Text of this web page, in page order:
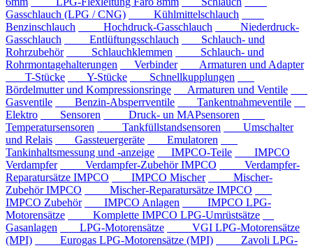
Gasschlauch (LPG / CNG)
Kühlmittelschlauch
Benzinschlauch
Hochdruck-Gasschlauch
Niederdruck-
Gasschlauch
Entlüftungsschlauch
Schlauch- und
Rohrzubehör
Schlauchklemmen
Schlauch- und
Rohrmontagehalterungen
Verbinder
Armaturen und Adapter
T-Stücke
Y-Stücke
Schnellkupplungen
Bördelmutter und Kompressionsringe
Armaturen und Ventile
Gasventile
Benzin-Absperrventile
Tankentnahmeventile
Elektro
Sensoren
Druck- un MAPsensoren
Temperatursensoren
Tankfüllstandsensoren
Umschalter
und Relais
Gassteuergeräte
Emulatoren
Tankinhaltsmessung und -anzeige
IMPCO-Teile
IMPCO
Verdampfer
Verdampfer-Zubehör IMPCO
Verdampfer-
Reparatursätze IMPCO
IMPCO Mischer
Mischer-
Zubehör IMPCO
Mischer-Reparatursätze IMPCO
IMPCO Zubehör
IMPCO Anlagen
IMPCO LPG-
Motorensätze
Komplette IMPCO LPG-Umrüstsätze
Gasanlagen
LPG-Motorensätze
VGI LPG-Motorensätze
(MPI)
Eurogas LPG-Motorensätze (MPI)
Zavoli LPG-